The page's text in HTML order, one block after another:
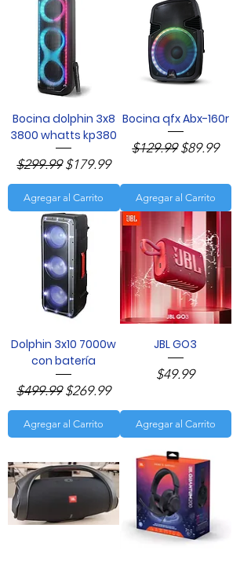
Bocina dolphin 3x8
3800 whatts kp380
Precio
$299.99 Precio de oferta
$179.99
Agregar al Carrito
Bocina qfx Abx-160r
Precio
$129.99 Precio de
$89.99
Agregar al Carrito
Dolphin 3x10 7000w
con batería
Precio
$499.99 Precio de oferta
$269.99
Agregar al Carrito
JBL GO3
Precio
$49.99
Agregar al Carrito